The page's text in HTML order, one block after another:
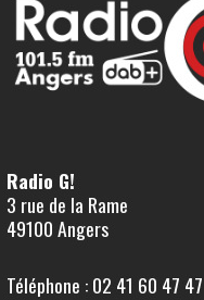
Radio G!
3 rue de la Rame
49100 Angers
Téléphone : 02 41 60 47 47